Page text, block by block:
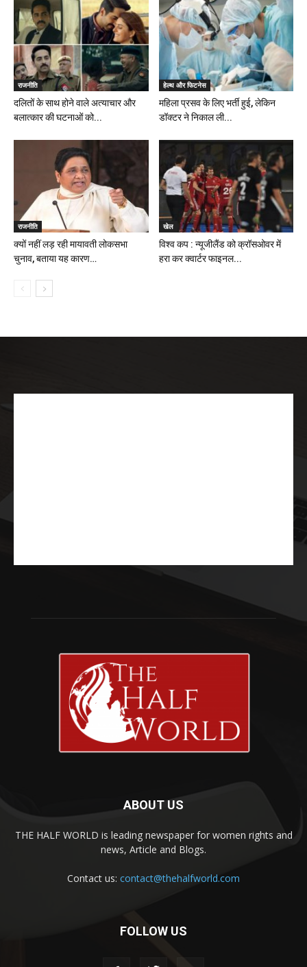
राजनीति
दलितों के साथ होने वाले अत्याचार और
बलात्कार की घटनाओं को...
हेल्थ और फिटनेस
महिला प्रसव के लिए भर्ती हुई, लेकिन
डॉक्टर ने निकाल ली...
राजनीति
क्यों नहीं लड़ रही मायावती लोकसभा
चुनाव, बताया यह कारण…
खेल
विश्व कप : न्यूजीलैंड को क्रॉसओवर में
हरा कर क्वार्टर फाइनल...
ABOUT US
THE HALF WORLD is leading newspaper for women rights and
news, Article and Blogs.
Contact us: contact@thehalfworld.com
FOLLOW US